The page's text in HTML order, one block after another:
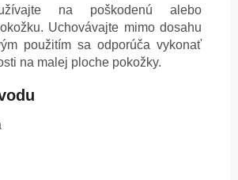
na poškodenú alebo
Uchovávajte mimo dosahu
použitím sa odporúča vykonať
na malej ploche pokožky.